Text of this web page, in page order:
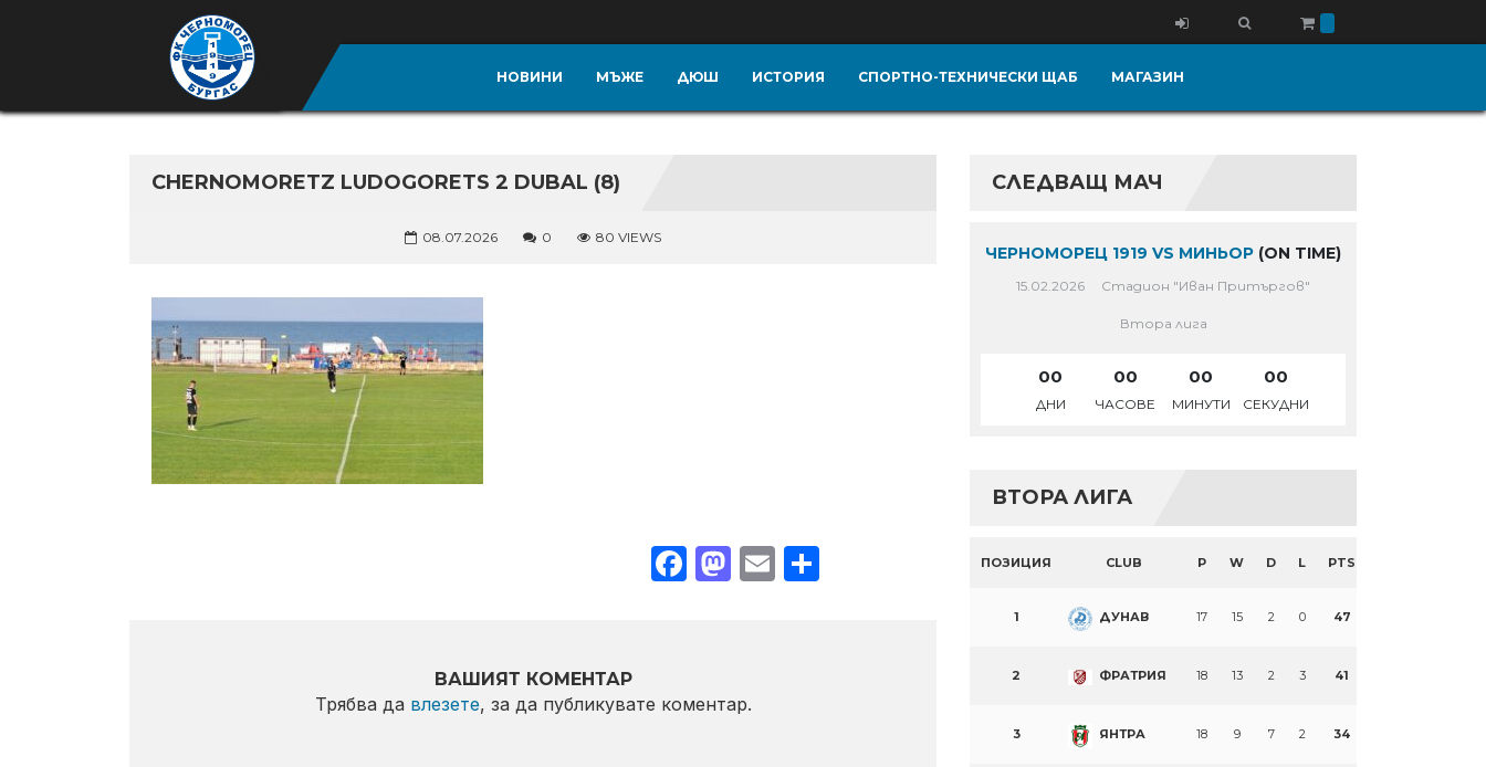
НОВИНИ МЪЖЕ ДЮШ ИСТОРИЯ СПОРТНО-ТЕХНИЧЕСКИ ЩАБ МАГАЗИН
CHERNOMORETZ LUDOGORETS 2 DUBAL (8)
08.07.2026 0 80 VIEWS
Facebook
Mastodon
EmailShare
ВАШИЯТ КОМЕНТАР
Трябва да влезете, за да публикувате коментар.
СЛЕДВАЩ МАЧ
ЧЕРНОМОРЕЦ 1919 VS МИНЬОР (ON TIME)
15.02.2026 Стадион "Иван Притъргов"
Втора лига
00
ДНИ
00
ЧАСОВЕ
00
МИНУТИ
00
СЕКУДНИ
ВТОРА ЛИГА
ПОЗИЦИЯ CLUB P W D L PTS
1 ДУНАВ 17 15 2 0 47
2 ФРАТРИЯ 18 13 2 3 41
3 ЯНТРА 18 9 7 2 34